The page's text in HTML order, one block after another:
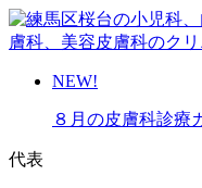
NEW!
８月の皮膚科診療
代表